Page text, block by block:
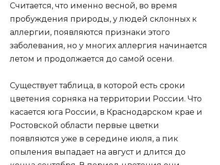
Считается, что именно весной, во время
пробуждения природы, у людей склонных к
аллергии, появляются признаки этого
заболевания, но у многих аллергия начинается
летом и продолжается до самой осени.
Существует таблица, в которой есть сроки
цветения сорняка на территории России. Что
касается юга России, в Краснодарском крае и
Ростовской области первые цветки
появляются уже в середине июля, а пик
опыления выпадает на август и длится до